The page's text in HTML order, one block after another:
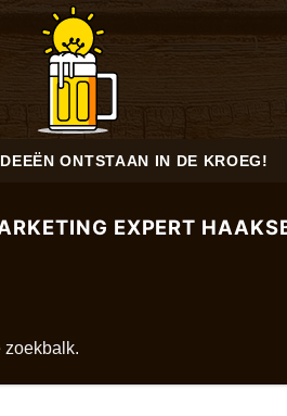
ONTSTAAN IN DE KROEG!
EXPERT
zoekbalk.